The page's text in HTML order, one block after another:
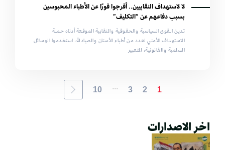
لا لاستهداف النقابيين.. أفرجوا فورًا عن الأطباء المحبوسين
بسبب دفاعهم عن “التكليف”
تدين القوى السياسية والحقوقية والنقابية الموقعة أدناه حملة
الاستهداف الأمني لعدد من أطباء الأسنان والصيادلة، استخدموا الوسائل
السلمية والقانونية، للتعبير
1
2
3
...
10
اخر الاصدارات